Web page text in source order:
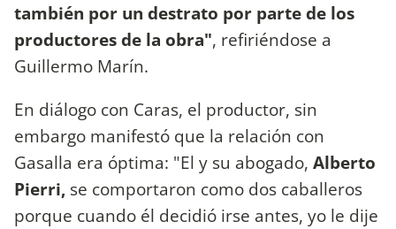
también por un destrato por parte de los
productores de la obra", refiriéndose a
Guillermo Marín.
En diálogo con Caras, el productor, sin
embargo manifestó que la relación con
Gasalla era óptima: "El y su abogado, Alberto
Pierri, se comportaron como dos caballeros
porque cuando él decidió irse antes, yo le dije